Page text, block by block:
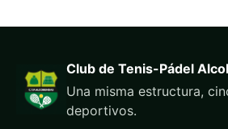
Club de Tenis-Pádel
Una misma estructura,
deportivos.